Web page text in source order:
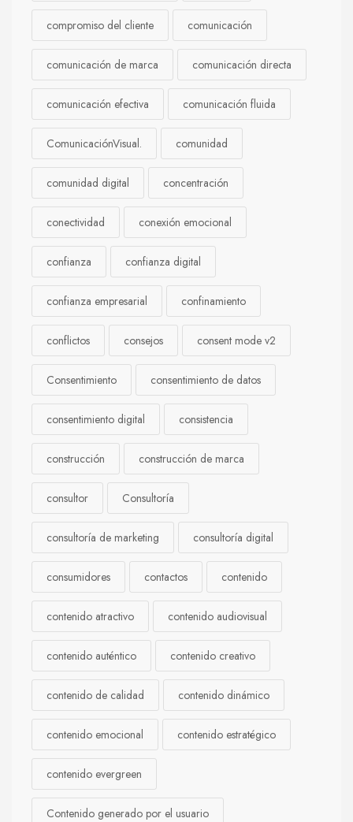
compromiso del cliente comunicación
comunicación de marca comunicación directa
comunicación efectiva comunicación fluida
ComunicaciónVisual. comunidad
comunidad digital concentración
conectividad conexión emocional
confianza confianza digital
confianza empresarial confinamiento
conflictos consejos consent mode v2
Consentimiento consentimiento de datos
consentimiento digital consistencia
construcción construcción de marca
consultor Consultoría
consultoría de marketing consultoría digital
consumidores contactos contenido
contenido atractivo contenido audiovisual
contenido auténtico contenido creativo
contenido de calidad contenido dinámico
contenido emocional contenido estratégico
contenido evergreen
Contenido generado por el usuario